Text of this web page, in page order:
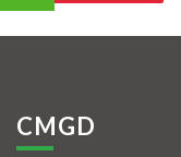
CMGD